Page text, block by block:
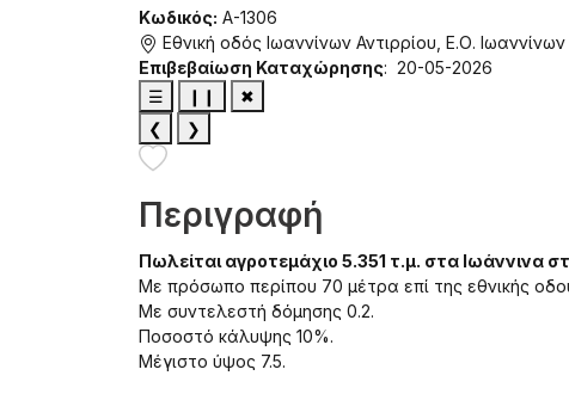
Κωδικός: A-1306
Εθνική οδός Ιωαννίνων Αντιρρίου, Ε.Ο.
Επιβεβαίωση Καταχώρησης: 20-05-2026
☰ ❙❙
✖
❮
❯
Περιγραφή
Πωλείται αγροτεμάχιο 5.351 τ.μ. στα Ιωάννινα
Με πρόσωπο περίπου 70 μέτρα επί της εθνικής
Με συντελεστή δόμησης 0.2.
Ποσοστό κάλυψης 10%.
Μέγιστο ύψος 7.5.